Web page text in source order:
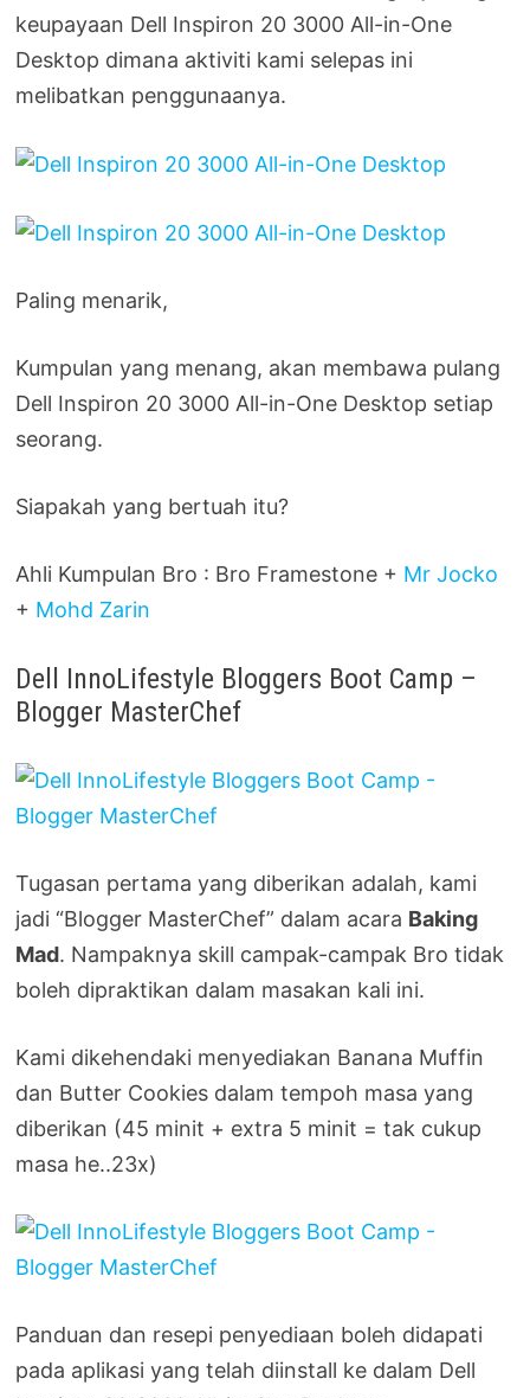
keupayaan Dell Inspiron 20 3000 All-in-One
Desktop dimana aktiviti kami selepas ini
melibatkan penggunaanya.
Paling menarik,
Kumpulan yang menang, akan membawa pulang
Dell Inspiron 20 3000 All-in-One Desktop setiap
seorang.
Siapakah yang bertuah itu?
Ahli Kumpulan Bro : Bro Framestone + Mr Jocko
+ Mohd Zarin
Dell InnoLifestyle Bloggers Boot Camp –
Blogger MasterChef
Tugasan pertama yang diberikan adalah, kami
jadi “Blogger MasterChef” dalam acara Baking
Mad. Nampaknya skill campak-campak Bro tidak
boleh dipraktikan dalam masakan kali ini.
Kami dikehendaki menyediakan Banana Muffin
dan Butter Cookies dalam tempoh masa yang
diberikan (45 minit + extra 5 minit = tak cukup
masa he..23x)
Panduan dan resepi penyediaan boleh didapati
pada aplikasi yang telah diinstall ke dalam Dell